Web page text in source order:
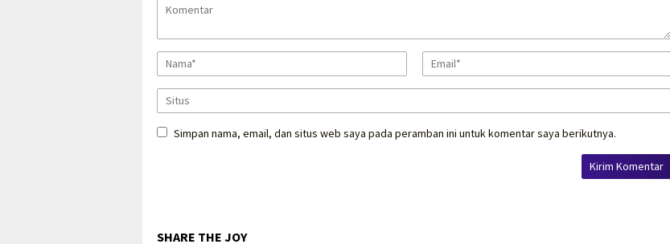
Simpan nama, email, dan situs web saya pada peramban ini untuk komentar saya berikutnya.
SHARE THE JOY